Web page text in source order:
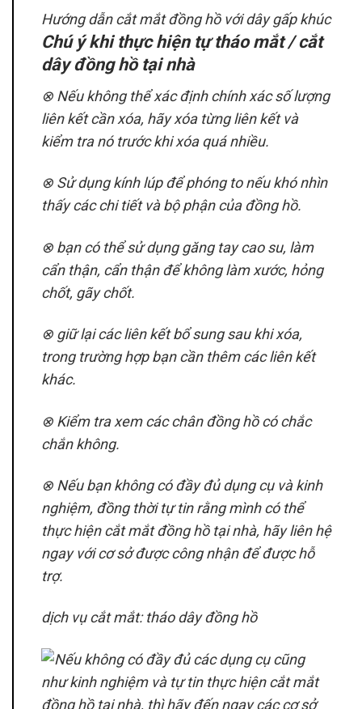
Hướng dẫn cắt mắt đồng hồ với dây gấp khúc
Chú ý khi thực hiện tự tháo mắt / cắt
dây đồng hồ tại nhà
⊗ Nếu không thể xác định chính xác số lượng
liên kết cần xóa, hãy xóa từng liên kết và
kiểm tra nó trước khi xóa quá nhiều.
⊗ Sử dụng kính lúp để phóng to nếu khó nhìn
thấy các chi tiết và bộ phận của đồng hồ.
⊗ bạn có thể sử dụng găng tay cao su, làm
cẩn thận, cẩn thận để không làm xước, hỏng
chốt, gãy chốt.
⊗ giữ lại các liên kết bổ sung sau khi xóa,
trong trường hợp bạn cần thêm các liên kết
khác.
⊗ Kiểm tra xem các chân đồng hồ có chắc
chắn không.
⊗ Nếu bạn không có đầy đủ dụng cụ và kinh
nghiệm, đồng thời tự tin rằng mình có thể
thực hiện cắt mắt đồng hồ tại nhà, hãy liên hệ
ngay với cơ sở được công nhận để được hỗ
trợ.
dịch vụ cắt mắt: tháo dây đồng hồ